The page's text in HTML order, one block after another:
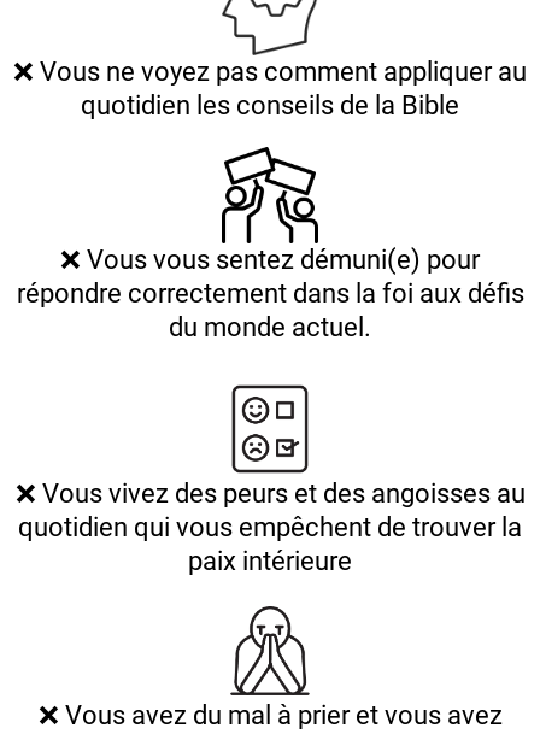
❌ Vous ne voyez pas comment appliquer au
quotidien les conseils de la Bible
❌ Vous vous sentez démuni(e) pour
répondre correctement dans la foi aux défis
du monde actuel.
❌ Vous vivez des peurs et des angoisses au
quotidien qui vous empêchent de trouver la
paix intérieure
❌ Vous avez du mal à prier et vous avez